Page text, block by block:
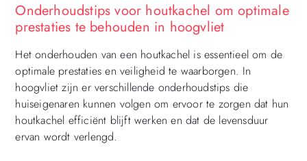
Onderhoudstips voor houtkachel om optimale
prestaties te behouden in hoogvliet
Het onderhouden van een houtkachel is essentieel om de
optimale prestaties en veiligheid te waarborgen. In
hoogvliet zijn er verschillende onderhoudstips die
huiseigenaren kunnen volgen om ervoor te zorgen dat hun
houtkachel efficiënt blijft werken en dat de levensduur
ervan wordt verlengd.